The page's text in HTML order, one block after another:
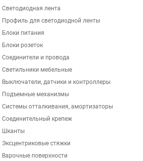
Светодиодная лента
Профиль для светодиодной ленты
Блоки питания
Блоки розеток
Соединители и провода
Светильники мебельные
Выключатели, датчики и контроллеры
Подъемные механизмы
Системы отталкивания, амортизаторы
Соединительный крепеж
Шканты
Эксцентриковые стяжки
Варочные поверхности